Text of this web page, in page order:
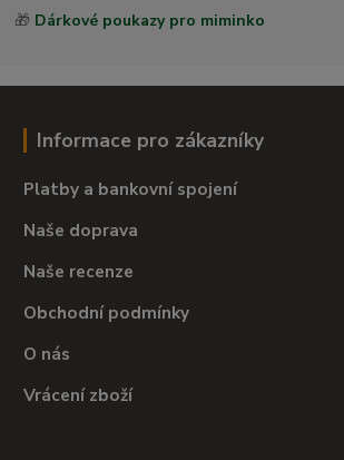
🎁 Dárkové poukazy pro miminko
Informace pro zákazníky
Platby a bankovní spojení
Naše doprava
Naše recenze
Obchodní podmínky
O nás
Vrácení zboží